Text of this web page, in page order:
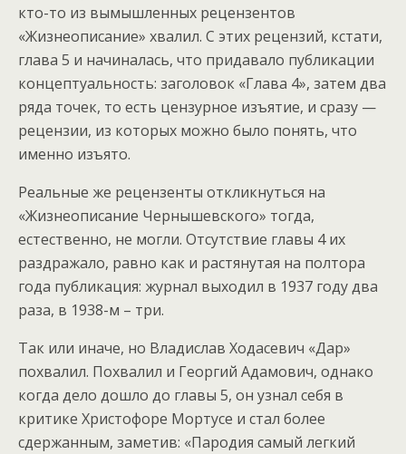
кто-то из вымышленных рецензентов
«Жизнеописание» хвалил. С этих рецензий, кстати,
глава 5 и начиналась, что придавало публикации
концептуальность: заголовок «Глава 4», затем два
ряда точек, то есть цензурное изъятие, и сразу —
рецензии, из которых можно было понять, что
именно изъято.
Реальные же рецензенты откликнуться на
«Жизнеописание Чернышевского» тогда,
естественно, не могли. Отсутствие главы 4 их
раздражало, равно как и растянутая на полтора
года публикация: журнал выходил в 1937 году два
раза, в 1938-м – три.
Так или иначе, но Владислав Ходасевич «Дар»
похвалил. Похвалил и Георгий Адамович, однако
когда дело дошло до главы 5, он узнал себя в
критике Христофоре Мортусе и стал более
сдержанным, заметив: «Пародия самый легкий